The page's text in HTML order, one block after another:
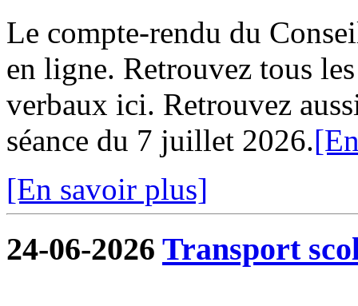
Le compte-rendu du
en ligne. Retrouvez tous
verbaux ici. Retrouvez
séance du 7 juillet 2026.
[En savoir plus]
24-06-2026 Transport